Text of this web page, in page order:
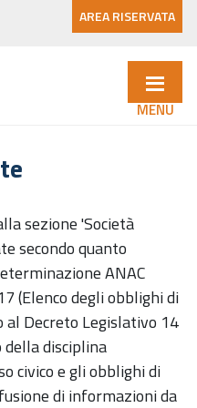
AREA RISERVATA
sezione 'Società
secondo quanto
ANAC
(Elenco degli obblighi di
Decreto Legislativo 14
disciplina
civico e gli obblighi di
di informazioni da